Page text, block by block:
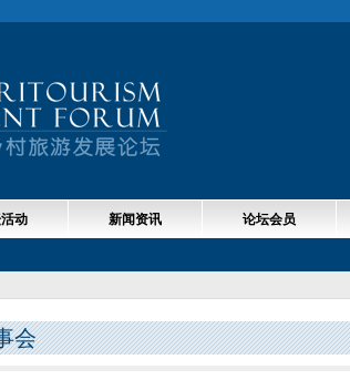
动 新闻资讯 论坛会员
会